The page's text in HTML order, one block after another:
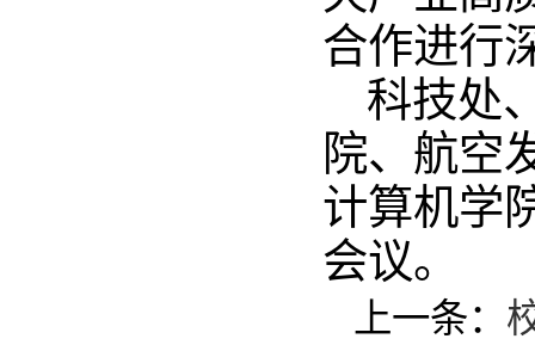
合作进行
科技处
院、航空
计算机学
会议。
上一条：